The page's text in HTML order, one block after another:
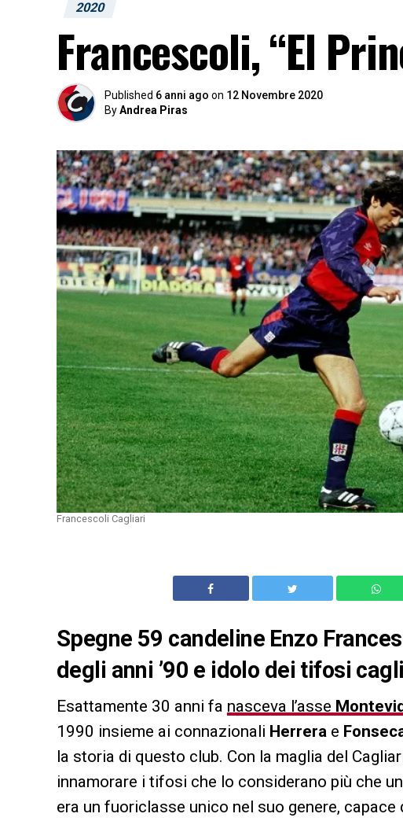
2020
Francescoli, “El
Published 6 anni ago on 12 Novembre 2020
ByAndrea Piras
Francescoli Cagliari
Spegne 59 candeline Enzo
degli anni ’90 e idolo dei tifosi
Esattamente 30 anni fa nasceva l’asse
1990 insieme ai connazionali Herrera e
la storia di questo club. Con la maglia del
innamorare i tifosi che lo considerano più che
era un fuoriclasse unico nel suo genere,